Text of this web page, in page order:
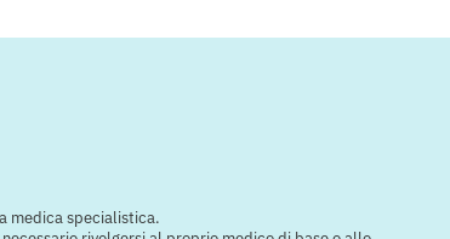
medica specialistica.